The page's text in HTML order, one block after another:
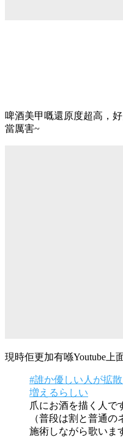
啤酒美甲嘅還原度超高，
當厲害~
現時佢更加有喺Youtube上
#誰か優しい人が拡
増えるらしい
爪にお酒を描く人で
（普段は割と普通
施術しながら歌いま